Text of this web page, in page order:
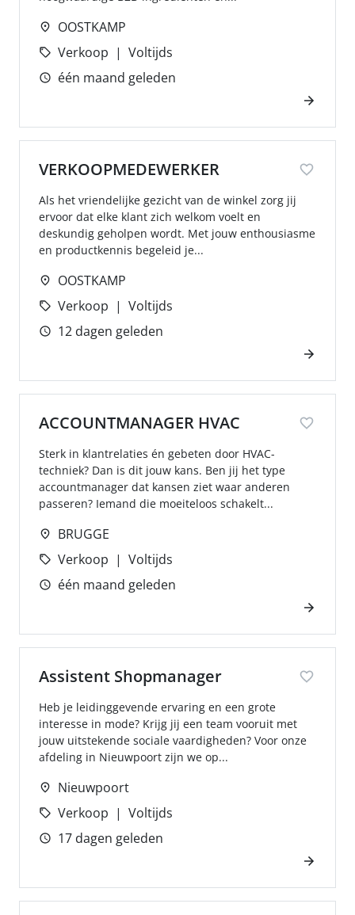
OOSTKAMP
Verkoop
Voltijds
één maand geleden
VERKOOPMEDEWERKER
Als het vriendelijke gezicht van de winkel zorg jij
ervoor dat elke klant zich welkom voelt en
deskundig geholpen wordt. Met jouw enthousiasme
en productkennis begeleid je...
OOSTKAMP
Verkoop
Voltijds
12 dagen geleden
ACCOUNTMANAGER HVAC
Sterk in klantrelaties én gebeten door HVAC-
techniek? Dan is dit jouw kans. Ben jij het type
accountmanager dat kansen ziet waar anderen
passeren? Iemand die moeiteloos schakelt...
BRUGGE
Verkoop
Voltijds
één maand geleden
Assistent Shopmanager
Heb je leidinggevende ervaring en een grote
interesse in mode? Krijg jij een team vooruit met
jouw uitstekende sociale vaardigheden? Voor onze
afdeling in Nieuwpoort zijn we op...
Nieuwpoort
Verkoop
Voltijds
17 dagen geleden